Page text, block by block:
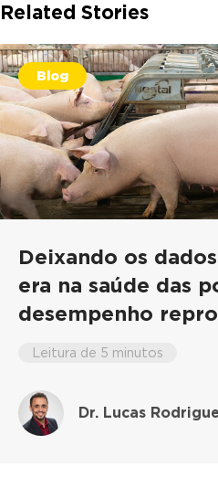
Related Stories
Blog
Deixando os
era na saúde das
desempenho
Leitura de 5 minutos
Dr. Lucas